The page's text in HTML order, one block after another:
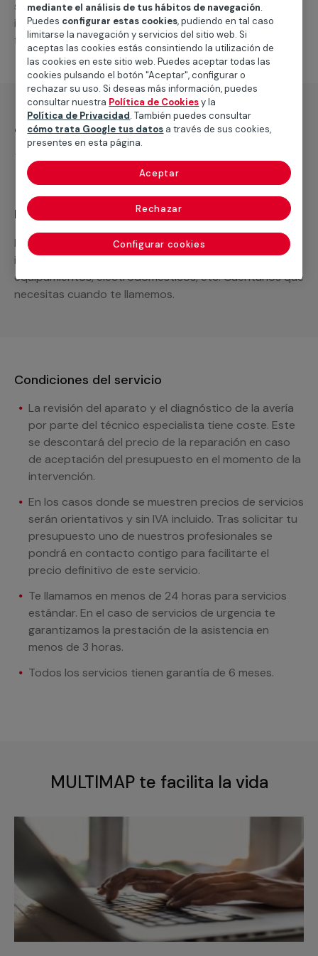
suministro de los materiales necesarios, las
intervenciones a realizar, o la mano de obra que hará
falta para completar tu proyecto.
¿Qué incluye?
Recuerda que en MULTIMAP
Podemos ofrecer cualquier servicio a medida
incluyendo todo lo que necesites: materiales,
equipamientos, electrodomésticos, etc. Cuéntanos que
necesitas cuando te llamemos.
Condiciones del servicio
La revisión del aparato y el diagnóstico de la avería
por parte del técnico especialista tiene coste. Este
se descontará del precio de la reparación en caso
de aceptación del presupuesto en el momento de la
intervención.
En los casos donde se muestren precios de servicios
serán orientativos y sin IVA incluido. Tras solicitar tu
presupuesto uno de nuestros profesionales se
pondrá en contacto contigo para facilitarte el
precio definitivo de este servicio.
Te llamamos en menos de 24 horas para servicios
estándar. En el caso de servicios de urgencia te
garantizamos la prestación de la asistencia en
menos de 3 horas.
Todos los servicios tienen garantía de 6 meses.
MULTIMAP te facilita la vida
mediante el análisis de tus hábitos de navegación.
Puedes configurar estas cookies, pudiendo en tal caso
limitarse la navegación y servicios del sitio web. Si
aceptas las cookies estás consintiendo la utilización de
las cookies en este sitio web. Puedes aceptar todas las
cookies pulsando el botón "Aceptar", configurar o
rechazar su uso. Si deseas más información, puedes
consultar nuestra Política de Cookiesy la
Política de Privacidad. También puedes consultar
cómo trata Google tus datos a través de sus cookies,
presentes en esta página.
Configurar cookies
Rechazar
Aceptar